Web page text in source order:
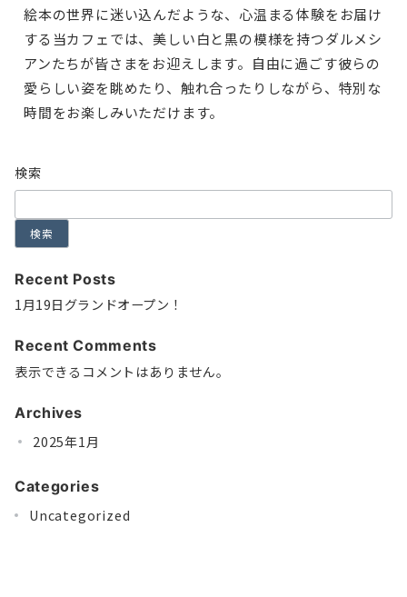
絵本の世界に迷い込んだような、心温まる体験をお届け
する当カフェでは、美しい白と黒の模様を持つダルメシ
アンたちが皆さまをお迎えします。自由に過ごす彼らの
愛らしい姿を眺めたり、触れ合ったりしながら、特別な
時間をお楽しみいただけます。
検索
検索
Recent Posts
1月19日グランドオープン！
Recent Comments
表示できるコメントはありません。
Archives
2025年1月
Categories
Uncategorized